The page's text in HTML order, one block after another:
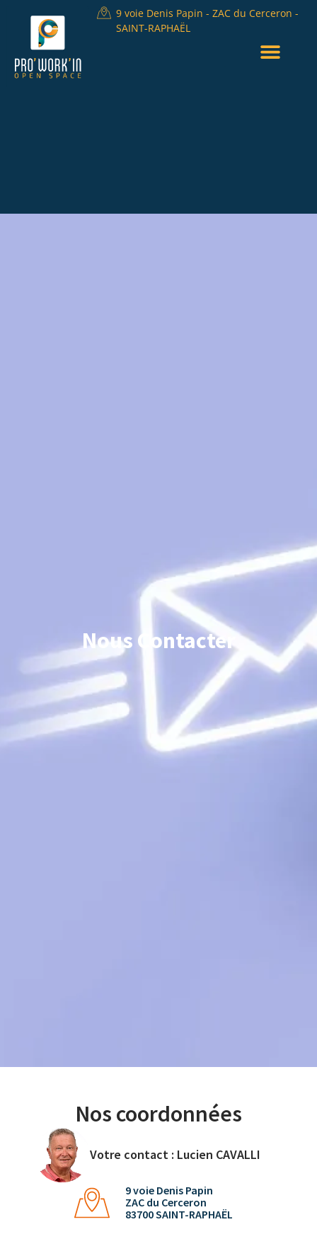
9 voie Denis Papin - ZAC du Cerceron -
SAINT-RAPHAËL
Nous Contacter
Nos coordonnées
Votre contact : Lucien CAVALLI
9 voie Denis Papin
ZAC du Cerceron
83700 SAINT-RAPHAËL